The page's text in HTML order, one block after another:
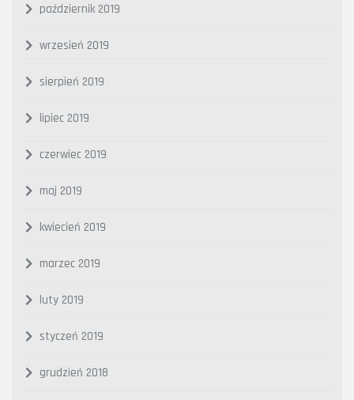
październik 2019
wrzesień 2019
sierpień 2019
lipiec 2019
czerwiec 2019
maj 2019
kwiecień 2019
marzec 2019
luty 2019
styczeń 2019
grudzień 2018